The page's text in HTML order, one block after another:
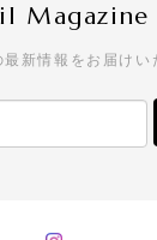
Magazine
新情報をお届けい